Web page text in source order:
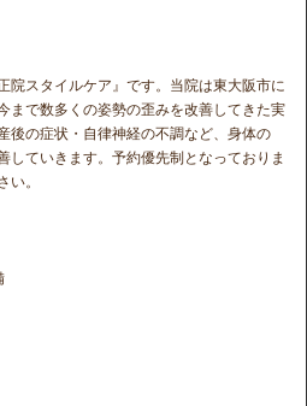
院スタイルケア』です。当院は東大阪市に
まで数多くの姿勢の歪みを改善してきた実
後の症状・自律神経の不調など、身体の
していきます。予約優先制となっておりま
い。